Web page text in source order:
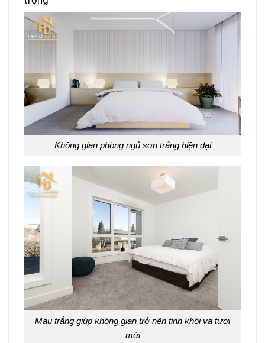
Không gian phòng ngủ sơn trắng hiện đại
Màu trắng giúp không gian trở nên tinh khôi và tươi
mới